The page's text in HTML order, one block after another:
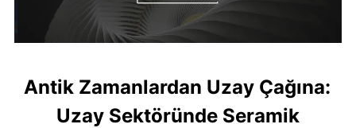
Antik Zamanlardan Uzay Çağına:
Uzay Sektöründe Seramik